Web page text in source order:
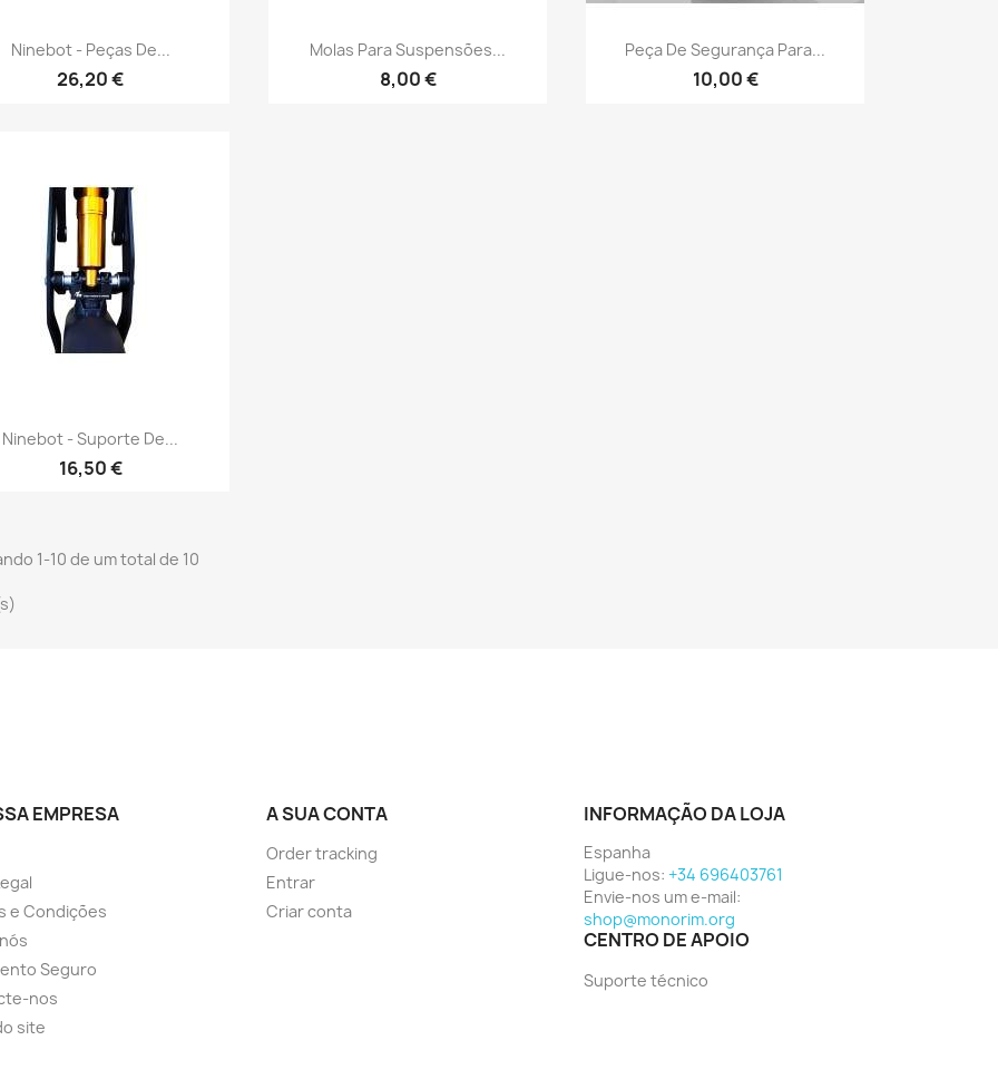
Vista rápida
Ninebot - Peças De...
26,20 €
Vista rápida
Molas Para Suspensões...
8,00 €
 Vista rápida
Peça De Segurança Para...
10,00 €
Vista rápida
Ninebot - Suporte De...
16,50 €
1-10 de um total de 10
EMPRESA
e Condições
Seguro
nos
site
A SUA CONTA
Order tracking
Entrar
Criar conta
INFORMAÇÃO DA LOJA
Espanha
Ligue-nos: +34 696403761
Envie-nos um e-mail:
shop@monorim.org
CENTRO DE APOIO
Suporte técnico